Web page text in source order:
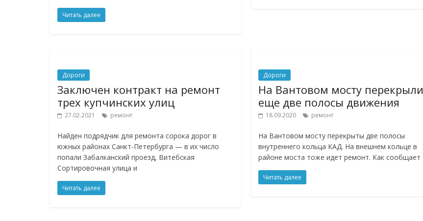
Читать далее
Дороги
Заключен контракт на ремонт
трех купчинских улиц
27.02.2021 ремонт
Найден подрядчик для ремонта сорока дорог в
южных районах Санкт-Петербурга — в их число
попали Забалканский проезд, Витебская
Сортировочная улица и
Читать далее
Дороги
На Вантовом мосту перекрыли
еще две полосы движения
18.09.2020 ремонт
На Вантовом мосту перекрыты две полосы
внутреннего кольца КАД. На внешнем кольце в
районе моста тоже идет ремонт. Как сообщает
Читать далее